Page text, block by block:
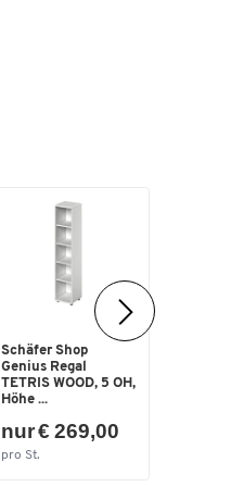
Schäfer Shop
Genius Regal
TETRIS WOOD, 5 OH,
Höhe ...
nur € 269,00
pro St.